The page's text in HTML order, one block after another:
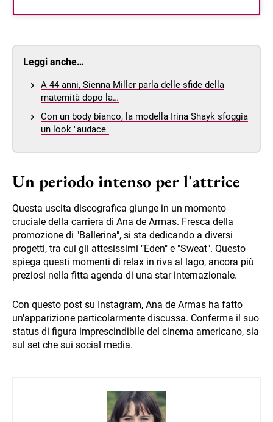
Leggi anche…
A 44 anni, Sienna Miller parla delle sfide della
maternità dopo la…
Con un body bianco, la modella Irina Shayk sfoggia
un look "audace"
Un periodo intenso per l'attrice
Questa uscita discografica giunge in un momento
cruciale della carriera di Ana de Armas. Fresca della
promozione di "Ballerina", si sta dedicando a diversi
progetti, tra cui gli attesissimi "Eden" e "Sweat". Questo
spiega questi momenti di relax in riva al lago, ancora più
preziosi nella fitta agenda di una star internazionale.
Con questo post su Instagram, Ana de Armas ha fatto
un'apparizione particolarmente discussa. Conferma il suo
status di figura imprescindibile del cinema americano, sia
sul set che sui social media.